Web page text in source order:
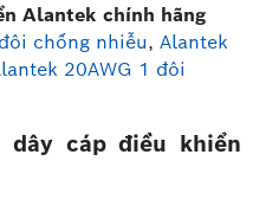
Alantek chính hãng
chống nhiễu, Alantek
20AWG 1 đôi
cáp điều khiển